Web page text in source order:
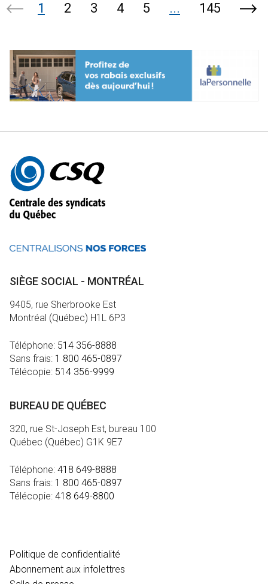
Page
1 2 3 4 5 ... 145
Autres
informations
SIÈGE SOCIAL - MONTRÉAL
9405, rue Sherbrooke Est
Montréal (Québec) H1L 6P3
Téléphone: 514 356-8888
Sans frais: 1 800 465-0897
Télécopie: 514 356-9999
BUREAU DE QUÉBEC
320, rue St-Joseph Est, bureau 100
Québec (Québec) G1K 9E7
Téléphone: 418 649-8888
Sans frais: 1 800 465-0897
Télécopie: 418 649-8800
Politique de confidentialité
Abonnement aux infolettres